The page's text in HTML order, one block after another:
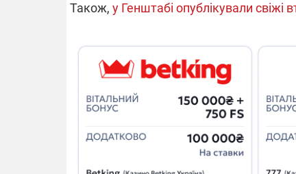
Також, у Генштабі опублікували свіжі
"Око та
РЕБ і
збір
одразу